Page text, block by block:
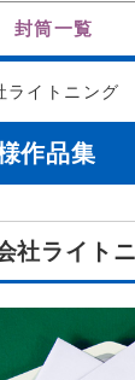
封筒一覧
ライトニング
作品集
社ライト